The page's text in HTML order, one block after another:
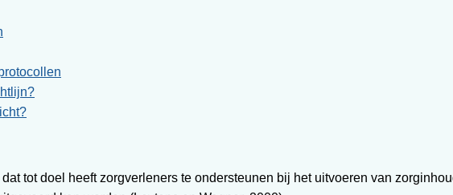
tot doel heeft zorgverleners te ondersteunen bij het uitvoeren van